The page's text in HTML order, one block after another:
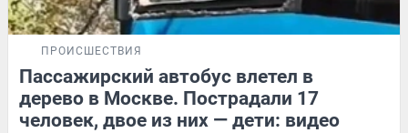
ПРОИСШЕСТВИЯ
Пассажирский автобус влетел в
дерево в Москве. Пострадали 17
человек, двое из них — дети: видео